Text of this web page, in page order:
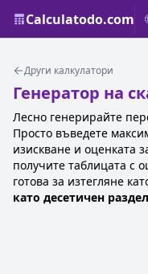
Calculatodo.com
Други калкулатори
Генератор на
Лесно генерирайте
Просто въведете
изискване и оценката
получите таблицата с
готова за изтегляне
като десетичен